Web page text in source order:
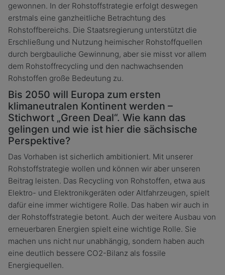
gewonnen. In der Rohstoffstrategie erfolgt deswegen
erstmals eine ganzheitliche Betrachtung des
Rohstoffbereichs. Die Staatsregierung unterstützt die
Erschließung und Nutzung heimischer Rohstoffquellen
durch bergbauliche Gewinnung, aber sie misst vor allem
dem Rohstoffrecycling und den nachwachsenden
Rohstoffen große Bedeutung zu.
Bis 2050 will Europa zum ersten
klimaneutralen Kontinent werden –
Stichwort „Green Deal“. Wie kann das
gelingen und wie ist hier die sächsische
Perspektive?
Das Vorhaben ist sicherlich ambitioniert. Mit unserer
Rohstoffstrategie wollen und können wir aber unseren
Beitrag leisten. Das Recycling von Rohstoffen, etwa aus
Elektro- und Elektronikgeräten oder Altfahrzeugen, spielt
dafür eine immer wichtigere Rolle. Das haben wir auch in
der Rohstoffstrategie betont. Auch der weitere Ausbau von
erneuerbaren Energien spielt eine wichtige Rolle. Sie
machen uns nicht nur unabhängig, sondern haben auch
eine deutlich bessere CO2-Bilanz als fossile
Energiequellen.